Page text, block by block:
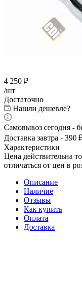
4 250 ₽
/шт
Достаточно
Нашли дешевле?
Самовывоз сегодня -
Доставка завтра - 390
Характеристики
Цена действительна
отличаться от цен в
Описание
Наличие
Отзывы
Как купить
Оплата
Доставка